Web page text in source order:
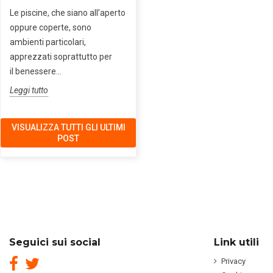
Le piscine, che siano all’aperto
oppure coperte, sono
ambienti particolari,
apprezzati soprattutto per
il benessere...
Leggi tutto
VISUALIZZA TUTTI GLI ULTIMI
POST
Seguici sui social Link utili
Privacy